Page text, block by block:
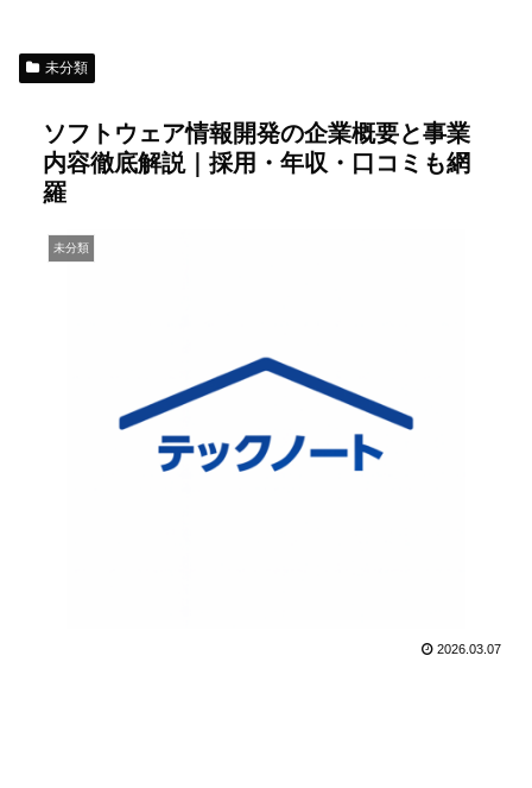
未分類
ソフトウェア情報開発の企業概要と事業
内容徹底解説｜採用・年収・口コミも網
羅
未分類
2026.03.07